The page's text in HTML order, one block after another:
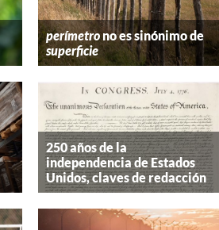
perímetrono es sinónimo de
superficie
250 años de la
independencia de Estados
Unidos, claves de redacción